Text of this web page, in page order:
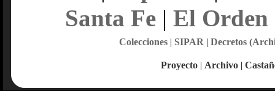
Santa Fe| El Orden
Colecciones| SIPAR | Decretos
Proyecto | Archivo |